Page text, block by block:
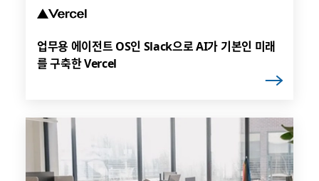
업무용 에이전트 OS인 Slack으로 AI가 기본인 미래
를 구축한 Vercel